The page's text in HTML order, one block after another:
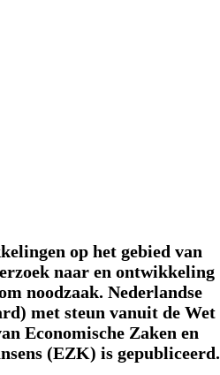
op het gebied van
naar en ontwikkeling
noodzaak. Nederlandse
met steun vanuit de Wet
Economische Zaken en
(EZK) is gepubliceerd.